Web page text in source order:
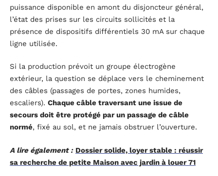
puissance disponible en amont du disjoncteur général,
l’état des prises sur les circuits sollicités et la
présence de dispositifs différentiels 30 mA sur chaque
ligne utilisée.
Si la production prévoit un groupe électrogène
extérieur, la question se déplace vers le cheminement
des câbles (passages de portes, zones humides,
escaliers). Chaque câble traversant une issue de
secours doit être protégé par un passage de câble
normé, fixé au sol, et ne jamais obstruer l’ouverture.
A lire également : Dossier solide, loyer stable : réussir
sa recherche de petite Maison avec jardin à louer 71